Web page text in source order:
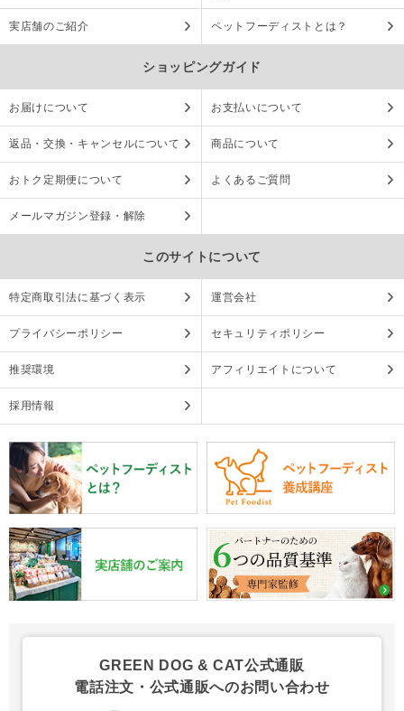
実店舗のご紹介 ペットフーディストとは？
ショッピングガイド
お届けについて お支払いについて
返品・交換・キャンセルについて 商品について
おトク定期便について よくあるご質問
メールマガジン登録・解除
このサイトについて
特定商取引法に基づく表示 運営会社
プライバシーポリシー セキュリティポリシー
推奨環境 アフィリエイトについて
採用情報
GREEN DOG & CAT公式通販
電話注文・公式通販へのお問い合わせ